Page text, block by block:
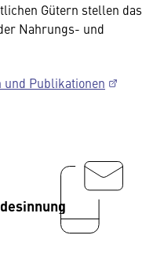
Gütern stellen das
Nahrungs- und
Publikationen